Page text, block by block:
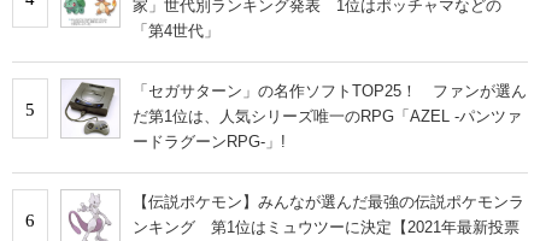
家」世代別ランキング発表 1位はポッチャマなどの
「第4世代」
5
「セガサターン」の名作ソフトTOP25！ ファンが選ん
だ第1位は、人気シリーズ唯一のRPG「AZEL ‐パンツァ
ードラグーンRPG‐」!
6
【伝説ポケモン】みんなが選んだ最強の伝説ポケモンラ
ンキング 第1位はミュウツーに決定【2021年最新投票